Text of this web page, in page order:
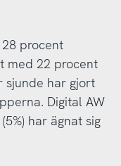
procent
med 22 procent
sjunde har gjort
Digital AW
har ägnat sig